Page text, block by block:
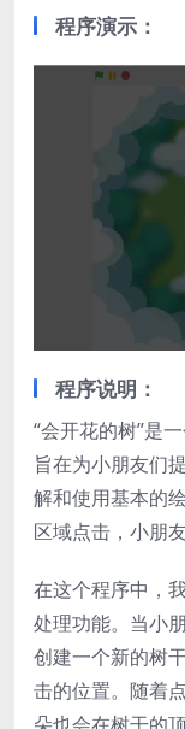
程序演示：
程序说明：
“会开花的树”是
旨在为小朋友们
解和使用基本的
区域点击，小朋
在这个程序中，
处理功能。当小
创建一个新的树
击的位置。随着